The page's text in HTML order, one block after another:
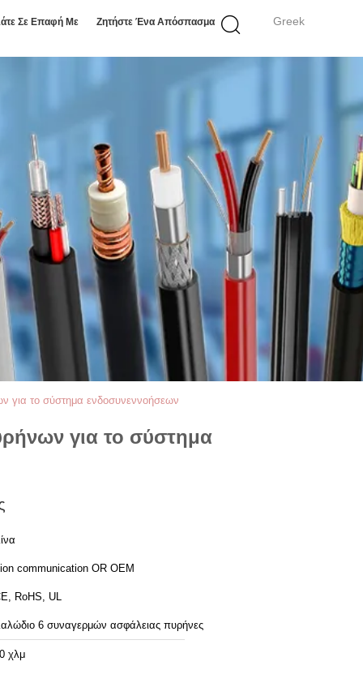
Greek
Σε Επαφή Με Ζητήστε Ένα Απόσπασμα
για το σύστημα ενδοσυνεννοήσεων
για το σύστημα
communication OR OEM
RoHS, UL
6 συναγερμών ασφάλειας πυρήνες
χλμ